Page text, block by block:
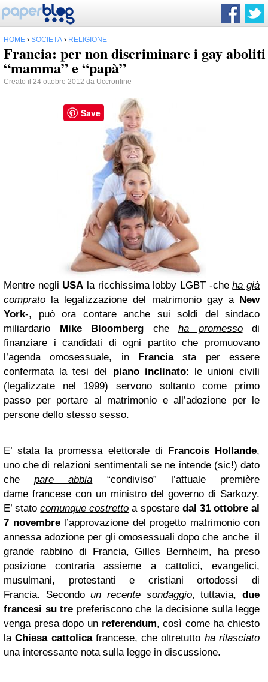
HOME › SOCIETÀ › RELIGIONE
Francia: per non discriminare i gay aboliti
“mamma” e “papà”
Creato il 24 ottobre 2012 da Uccronline
Mentre negli USA la ricchissima lobby LGBT -cheha già
comprato la legalizzazione del matrimonio gay a New
York-, può ora contare anche sui soldi del sindaco
miliardario Mike Bloomberg che ha promessodi
finanziare i candidati di ogni partito che promuovano
l’agenda omosessuale, in Franciasta per essere
confermata la tesi del piano inclinato: le unioni civili
(legalizzate nel 1999) servono soltanto come primo
passo per portare al matrimonio e all’adozione per le
persone dello stesso sesso.
E’ stata la promessa elettorale di Francois Hollande,
uno che di relazioni sentimentali se ne intende (sic!) dato
chepare abbia “condiviso” l’attuale première
dame francese con un ministro del governo di Sarkozy.
E’ statocomunque costretto a spostare dal 31 ottobre al
7 novembrel’approvazione del progetto matrimonio con
annessa adozione per gli omosessuali dopo che anche il
grande rabbino di Francia, Gilles Bernheim, ha preso
posizione contraria assieme a cattolici, evangelici,
musulmani, protestanti e cristiani ortodossi di
Francia. Secondoun recente sondaggio, tuttavia,due
francesi su tre preferiscono che la decisione sulla legge
venga presa dopo un referendum, così come ha chiesto
laChiesa cattolicafrancese, che oltretutto ha rilasciato
una interessante nota sulla legge in discussione.
Save